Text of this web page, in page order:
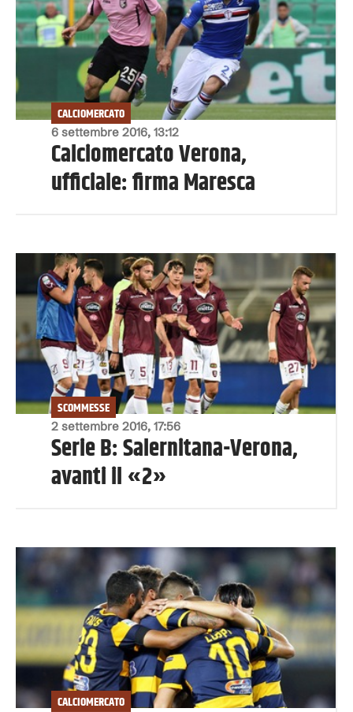
6 settembre 2016, 13:12
CALCIOMERCATO
Calciomercato Verona,
ufficiale: firma Maresca
2 settembre 2016, 17:56
SCOMMESSE
Serie B: Salernitana-Verona,
avanti il «2»
CALCIOMERCATO